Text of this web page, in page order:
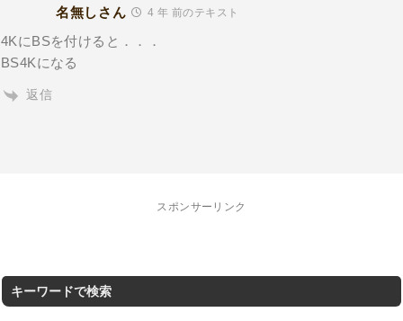
名無しさん 4 年 前のテキスト
4KにBSを付けると．．．
BS4Kになる
返信
スポンサーリンク
キーワードで検索